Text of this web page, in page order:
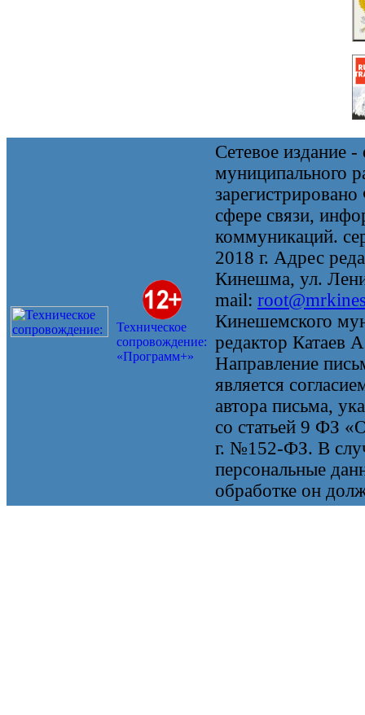
Техническое
сопровождение:
«Программ+»
Сетевое издание
муниципального
сфере связи,
коммуникаций.
2018 г. Адрес
Кинешма, ул.
mail:
Кинешемского
редактор Катаев
Направление
является
автора письма,
со статьей 9 ФЗ
г. №152-ФЗ. В
персональные
обработке он